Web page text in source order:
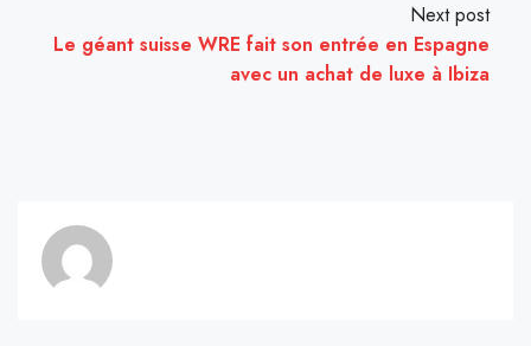
Next post
Le géant suisse WRE fait son entrée en Espagne
avec un achat de luxe à Ibiza